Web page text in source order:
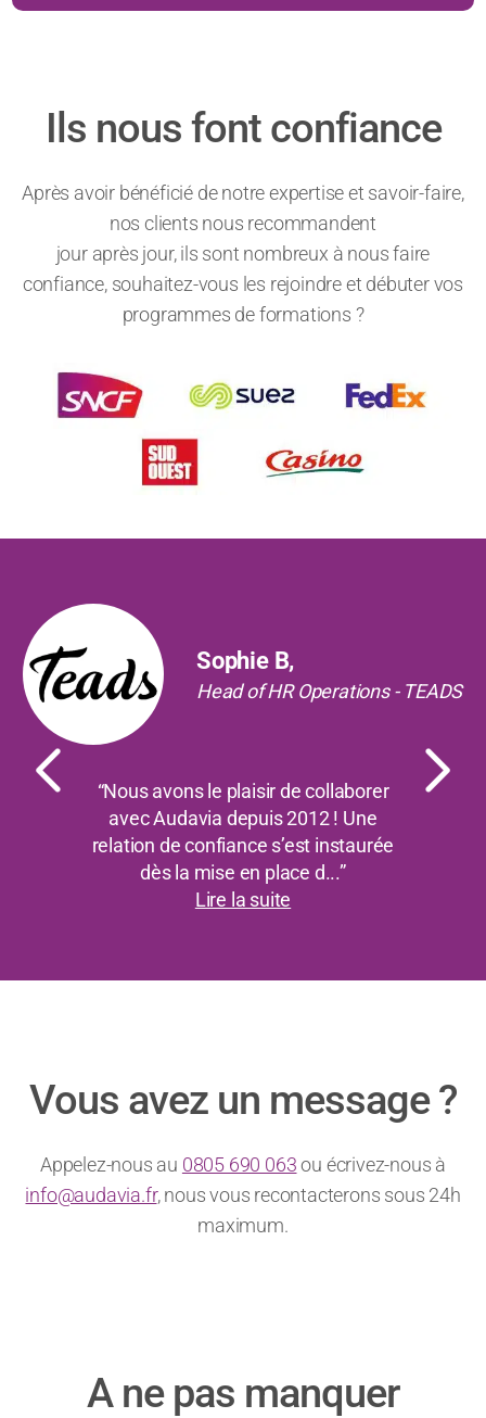
Ils nous font confiance
Après avoir bénéficié de notre expertise et savoir-faire,
nos clients nous recommandent
jour après jour, ils sont nombreux à nous faire
confiance, souhaitez-vous les rejoindre et débuter vos
programmes de formations ?
Sophie B,
Head of HR Operations - TEADS
“Nous avons le plaisir de collaborer
avec Audavia depuis 2012 ! Une
relation de confiance s’est instaurée
dès la mise en place d...”
Lire la suite
Vous avez un message ?
Appelez-nous au 0805 690 063ou écrivez-nous à
info@audavia.fr, nous vous recontacterons sous 24h
maximum.
A ne pas manquer